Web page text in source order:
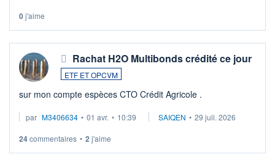
0j'aime
Rachat H2O Multibonds crédité ce jour
ETF ET OPCVM
sur mon compte espèces CTO Crédit Agricole .
par M3406634 • 01 avr. • 10:39 SAIQEN • 29 juil. 2026
24commentaires • 2 j'aime